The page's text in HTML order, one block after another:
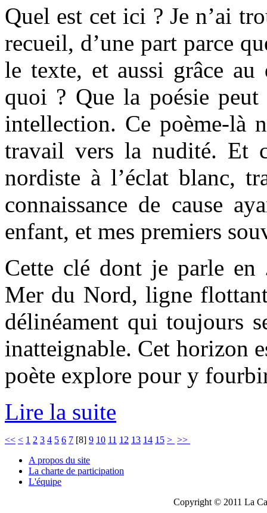
Quel est cet ici ? Je n’ai
recueil, d’une part parce
le texte, et aussi grâce
quoi ? Que la poésie
intellection. Ce poème-là
travail vers la nudité. Et
nordiste à l’éclat blanc,
connaissance de cause
enfant, et mes premiers
Cette clé dont je parle en
Mer du Nord, ligne
délinéament qui toujours
inatteignable. Cet horizon
poète explore pour y
Lire la suite
<< < 1 2 3 4 5 6 7 [8] 9 10 11 12 13 14 15 > >>
A propos du site
La charte de participation
L'équipe
Copyright © 2011 La